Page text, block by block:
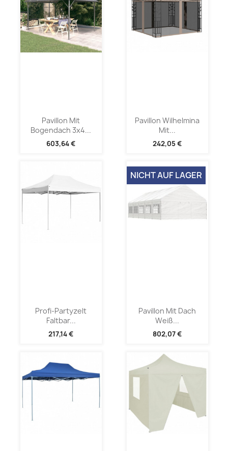
Pavillon Mit
Bogendach 3x4...
603,64 €
Pavillon Wilhelmina
Mit...
242,05 €
Profi-Partyzelt
Faltbar...
217,14 €
Pavillon Mit Dach
Weiß...
802,07 €
NICHT AUF LAGER